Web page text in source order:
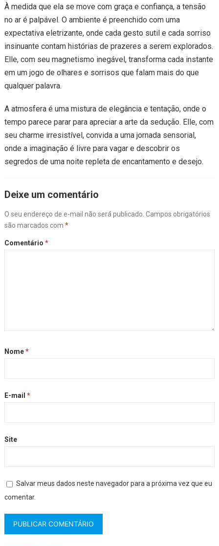
À medida que ela se move com graça e confiança, a tensão
no ar é palpável. O ambiente é preenchido com uma
expectativa eletrizante, onde cada gesto sutil e cada sorriso
insinuante contam histórias de prazeres a serem explorados.
Elle, com seu magnetismo inegável, transforma cada instante
em um jogo de olhares e sorrisos que falam mais do que
qualquer palavra.
A atmosfera é uma mistura de elegância e tentação, onde o
tempo parece parar para apreciar a arte da sedução. Elle, com
seu charme irresistível, convida a uma jornada sensorial,
onde a imaginação é livre para vagar e descobrir os
segredos de uma noite repleta de encantamento e desejo.
Deixe um comentário
O seu endereço de e-mail não será publicado. Campos obrigatórios
são marcados com *
Comentário *
Nome*
E-mail *
Site
Salvar meus dados neste navegador para a próxima vez que eu
comentar.